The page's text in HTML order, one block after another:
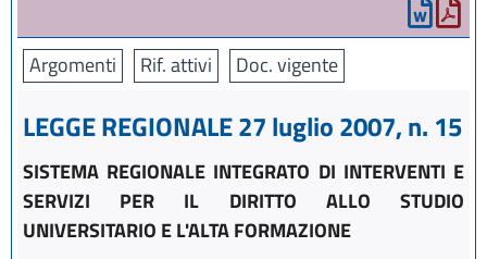
Argomenti Rif. attivi Doc. vigente
LEGGE REGIONALE 27 luglio 2007, n. 15
SISTEMA REGIONALE INTEGRATO DI INTERVENTI E
SERVIZI PER IL DIRITTO ALLO STUDIO
UNIVERSITARIO E L'ALTA FORMAZIONE